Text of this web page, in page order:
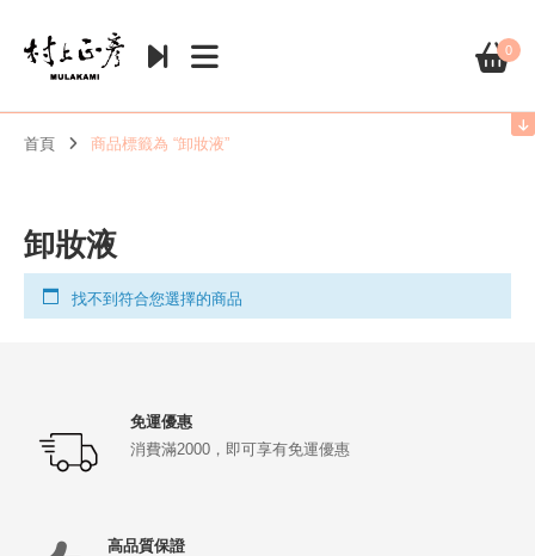
0
首頁 商品標籤為 “卸妝液”
卸妝液
找不到符合您選擇的商品
免運優惠
消費滿2000，即可享有免運優惠
高品質保證